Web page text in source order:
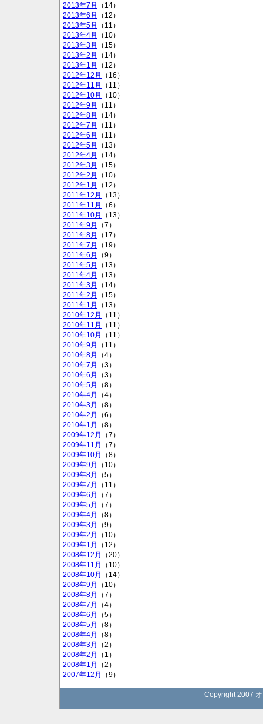
2013年7月
（14）
2013年6月
（12）
2013年5月
（11）
2013年4月
（10）
2013年3月
（15）
2013年2月
（14）
2013年1月
（12）
2012年12月
（16）
2012年11月
（11）
2012年10月
（10）
2012年9月
（11）
2012年8月
（14）
2012年7月
（11）
2012年6月
（11）
2012年5月
（13）
2012年4月
（14）
2012年3月
（15）
2012年2月
（10）
2012年1月
（12）
2011年12月
（13）
2011年11月
（6）
2011年10月
（13）
2011年9月
（7）
2011年8月
（17）
2011年7月
（19）
2011年6月
（9）
2011年5月
（13）
2011年4月
（13）
2011年3月
（14）
2011年2月
（15）
2011年1月
（13）
2010年12月
（11）
2010年11月
（11）
2010年10月
（11）
2010年9月
（11）
2010年8月
（4）
2010年7月
（3）
2010年6月
（3）
2010年5月
（8）
2010年4月
（4）
2010年3月
（8）
2010年2月
（6）
2010年1月
（8）
2009年12月
（7）
2009年11月
（7）
2009年10月
（8）
2009年9月
（10）
2009年8月
（5）
2009年7月
（11）
2009年6月
（7）
2009年5月
（7）
2009年4月
（8）
2009年3月
（9）
2009年2月
（10）
2009年1月
（12）
2008年12月
（20）
2008年11月
（10）
2008年10月
（14）
2008年9月
（10）
2008年8月
（7）
2008年7月
（4）
2008年6月
（5）
2008年5月
（8）
2008年4月
（8）
2008年3月
（2）
2008年2月
（1）
2008年1月
（2）
2007年12月
（9）
Copyright 2007